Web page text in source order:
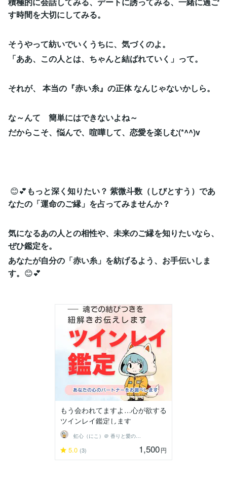
す時間を大切にしてみる。
そうやって紡いでいくうちに、気づくのよ。
「ああ、この人とは、ちゃんと結ばれていく」って。
それが、 本当の『赤い糸』の正体 なんじゃないかしら。
な～んて 簡単にはできないよね～
だからこそ、悩んで、喧嘩して、恋愛を楽しむ(*^^)v
😊💕 もっと深く知りたい？ 紫微斗数（しびとすう）であ
なたの「運命のご縁」を占ってみませんか？
気になるあの人との相性や、未来のご縁を知りたいなら、
ぜひ鑑定を。
あなたが自分の「赤い糸」を紡げるよう、お手伝いしま
す。 😊💕
もう会われてますよ…心が欲する
ツインレイ鑑定します
虹心（にこ）＠ 香りと愛の導き鑑定師
5.0 (3) 1,500円